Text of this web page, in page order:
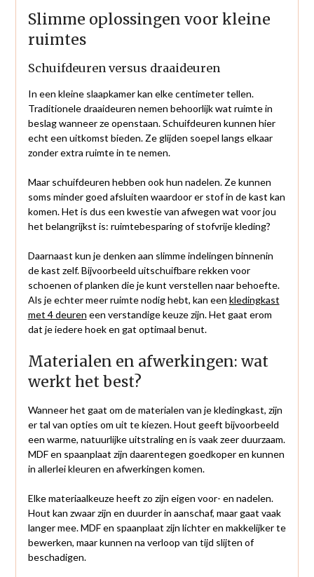
Slimme oplossingen voor kleine
ruimtes
Schuifdeuren versus draaideuren
In een kleine slaapkamer kan elke centimeter tellen.
Traditionele draaideuren nemen behoorlijk wat ruimte in
beslag wanneer ze openstaan. Schuifdeuren kunnen hier
echt een uitkomst bieden. Ze glijden soepel langs elkaar
zonder extra ruimte in te nemen.
Maar schuifdeuren hebben ook hun nadelen. Ze kunnen
soms minder goed afsluiten waardoor er stof in de kast kan
komen. Het is dus een kwestie van afwegen wat voor jou
het belangrijkst is: ruimtebesparing of stofvrije kleding?
Daarnaast kun je denken aan slimme indelingen binnenin
de kast zelf. Bijvoorbeeld uitschuifbare rekken voor
schoenen of planken die je kunt verstellen naar behoefte.
Als je echter meer ruimte nodig hebt, kan een kledingkast
met 4 deuren een verstandige keuze zijn. Het gaat erom
dat je iedere hoek en gat optimaal benut.
Materialen en afwerkingen: wat
werkt het best?
Wanneer het gaat om de materialen van je kledingkast, zijn
er tal van opties om uit te kiezen. Hout geeft bijvoorbeeld
een warme, natuurlijke uitstraling en is vaak zeer duurzaam.
MDF en spaanplaat zijn daarentegen goedkoper en kunnen
in allerlei kleuren en afwerkingen komen.
Elke materiaalkeuze heeft zo zijn eigen voor- en nadelen.
Hout kan zwaar zijn en duurder in aanschaf, maar gaat vaak
langer mee. MDF en spaanplaat zijn lichter en makkelijker te
bewerken, maar kunnen na verloop van tijd slijten of
beschadigen.